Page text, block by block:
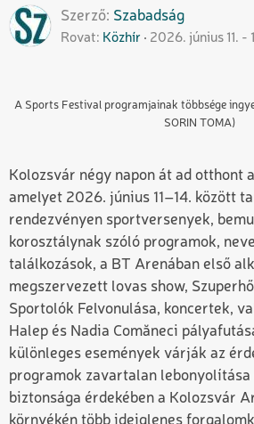
Szerző Szabadság
Rovat Közhír 2026. június 11. -
A Sports Festival programjainak többsége
SORIN TOMA)
Kolozsvár négy napon át ad otthont
amelyet 2026. június 11–14. között
rendezvényen sportversenyek,
korosztálynak szóló programok,
találkozások, a BT Arenában első
megszervezett lovas show,
Sportolók Felvonulása, koncertek,
Halep és Nadia Comăneci
különleges események várják az
programok zavartalan lebonyolítása
biztonsága érdekében a Kolozsvár
környékén több ideiglenes